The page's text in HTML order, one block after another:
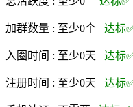
加群数量 : 至少0个 达标
入圈时间 : 至少0天 达标
注册时间 : 至少0天 达标